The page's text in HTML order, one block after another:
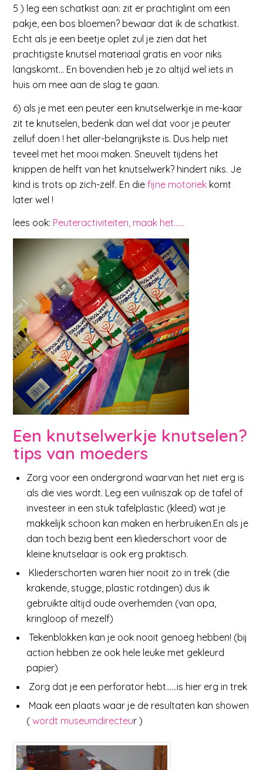
5 ) leg een schatkist aan: zit er prachtiglint om een
pakje, een bos bloemen? bewaar dat ik de schatkist.
Echt als je een beetje oplet zul je zien dat het
prachtigste knutsel materiaal gratis en voor niks
langskomt… En bovendien heb je zo altijd wel iets in
huis om mee aan de slag te gaan.
6) als je met een peuter een knutselwerkje in me-kaar
zit te knutselen, bedenk dan wel dat voor je peuter
zelluf doen ! het aller-belangrijkste is. Dus help niet
teveel met het mooi maken. Sneuvelt tijdens het
knippen de helft van het knutselwerk? hindert niks. Je
kind is trots op zich-zelf. En diefijne motoriek komt
later wel !
lees ook: Peuteractiviteiten, maak het……
Een knutselwerkje knutselen?
tips van moeders
Zorg voor een ondergrond waarvan het niet erg is
als die vies wordt. Leg een vuilniszak op de tafel of
investeer in een stuk tafelplastic (kleed) wat je
makkelijk schoon kan maken en herbruiken.En als je
dan toch bezig bent een kliederschort voor de
kleine knutselaar is ook erg praktisch.
Kliederschorten waren hier nooit zo in trek (die
krakende, stugge, plastic rotdingen) dus ik
gebruikte altijd oude overhemden (van opa,
kringloop of mezelf)
Tekenblokken kan je ook nooit genoeg hebben! (bij
action hebben ze ook hele leuke met gekleurd
papier)
Zorg dat je een perforator hebt……is hier erg in trek
Maak een plaats waar je de resultaten kan showen
(wordt museumdirecteur )